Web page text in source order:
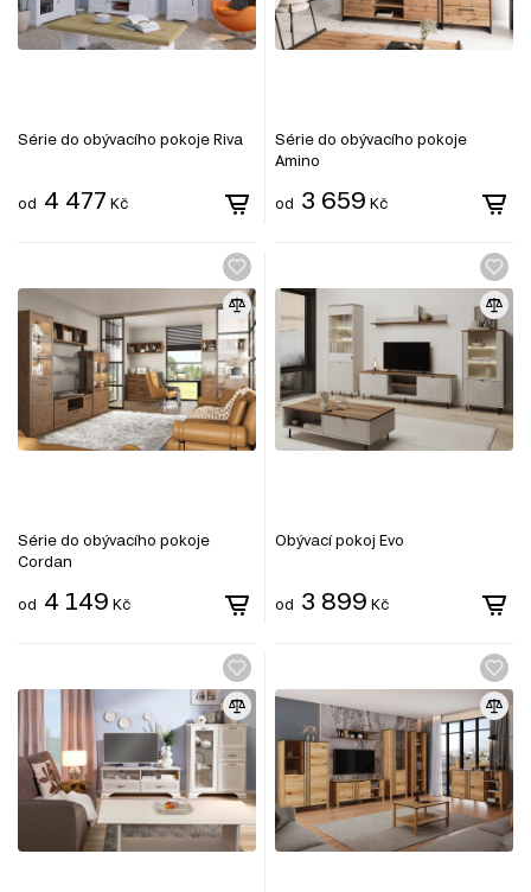
Série do obývacího pokoje Riva
od 4 477 Kč
Série do obývacího pokoje
Amino
od 3 659 Kč
Série do obývacího pokoje
Cordan
od 4 149 Kč
Obývací pokoj Evo
od 3 899 Kč